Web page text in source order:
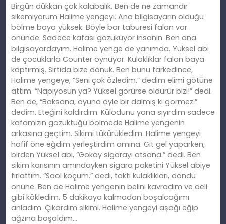
Birgün dükkan çok kalabalık. Ben de ne zamandır
sikemiyorum Halime yengeyi. Ana bilgisayarın olduğu
bölme baya yüksek. Böyle bar taburesi falan var
önünde. Sadece kafası gözüküyor insanın. Ben ana
bilgisayardayım. Halime yenge de yanımda. Yüksel abi
de çocuklarla Counter oynuyor. Kulaklıklar falan baya
kaptırmış. Sırtıda bize dönük. Ben bunu farkedince,
Halime yengeye, “Seni çok özledim.” dedim elimi götüne
attım. “Napıyosun ya? Yüksel görürse öldürür bizi!” dedi.
Ben de, “Baksana, oyuna öyle bir dalmış ki görmez.”
dedim. Eteğini kaldırdım. Külodunu yana sıyırdım sadece
kafamızın gözüktüğü bölmede Halime yengenin
arkasına geçtim. Sikimi tükürükledim. Halime yengeyi
hafif öne eğdim yerleştirdim amına. Git gel yaparken,
birden Yüksel abi, “Gökay sigarayı atsana.” dedi. Ben
sikim karısının amındayken sigara paketini Yüksel abiye
fırlattım. “Saol koçum.” dedi, taktı kulaklıkları, döndü
önüne. Ben de Halime yengenin belini kavradım ve deli
gibi kökledim. 5 dakikaya kalmadan boşalcağımı
anladım. Çıkardım sikimi. Halime yengeyi aşağı eğip
ağzına boşaldım…